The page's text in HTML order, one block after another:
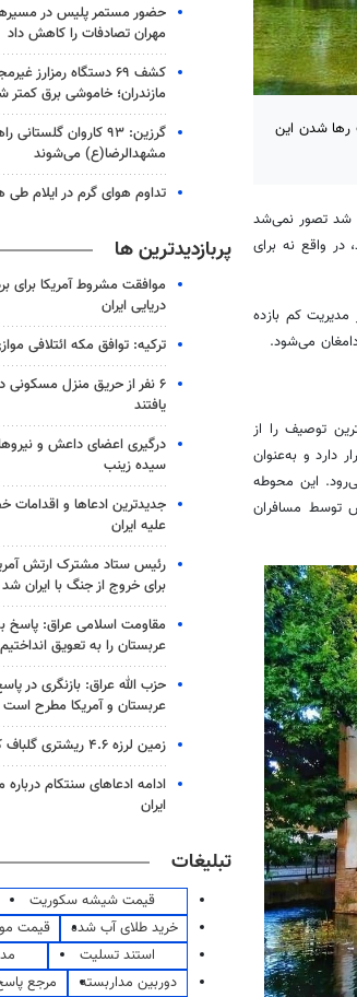
رها شدن این
شد تصور نمی‌شد
واقع نه برای
کم بازده
می‌شود.
توصیف را از
دارد و به‌عنوان
این محوطه
توسط مسافران
حضور مستمر پلیس در
مهران تصادفات را کاهش داد
کشف ۶۹ دستگاه رمزارز
مازندران؛ خاموشی برق کمتر
گرزین: ۹۳ کاروان گلستانی
مشهدالرضا(ع) می‌شوند
تداوم هوای گرم در ایلام طی
پربازدیدترین ها
موافقت مشروط آمریکا برای
دریایی ایران
ترکیه: توافق مکه ائتلافی
۶ نفر از حریق منزل
یافتند
درگیری اعضای داعش و
سیده زینب
جدیدترین ادعاها و اقدامات
علیه ایران
رئیس ستاد مشترک ارتش
برای خروج از جنگ با ایران شد
مقاومت اسلامی عراق: پاسخ
عربستان را به تعویق انداختیم
حزب الله عراق: بازنگری در
عربستان و آمریکا مطرح است
زمین لرزه ۴.۶ ریشتری گلباف کرمان را لرزاند
ادامه ادعاهای سنتکام
ایران
تبلیغات
قیمت شیشه سکوریت
خرید طلای آب شده
قیمت
استند تسلیت
دوربین مداربسته
مرجع